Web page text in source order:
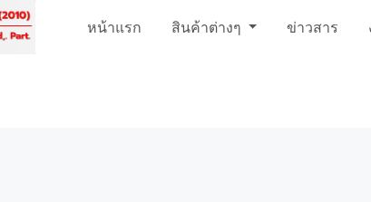
หน้าแรก สินค้าต่างๆ ข่าวสาร